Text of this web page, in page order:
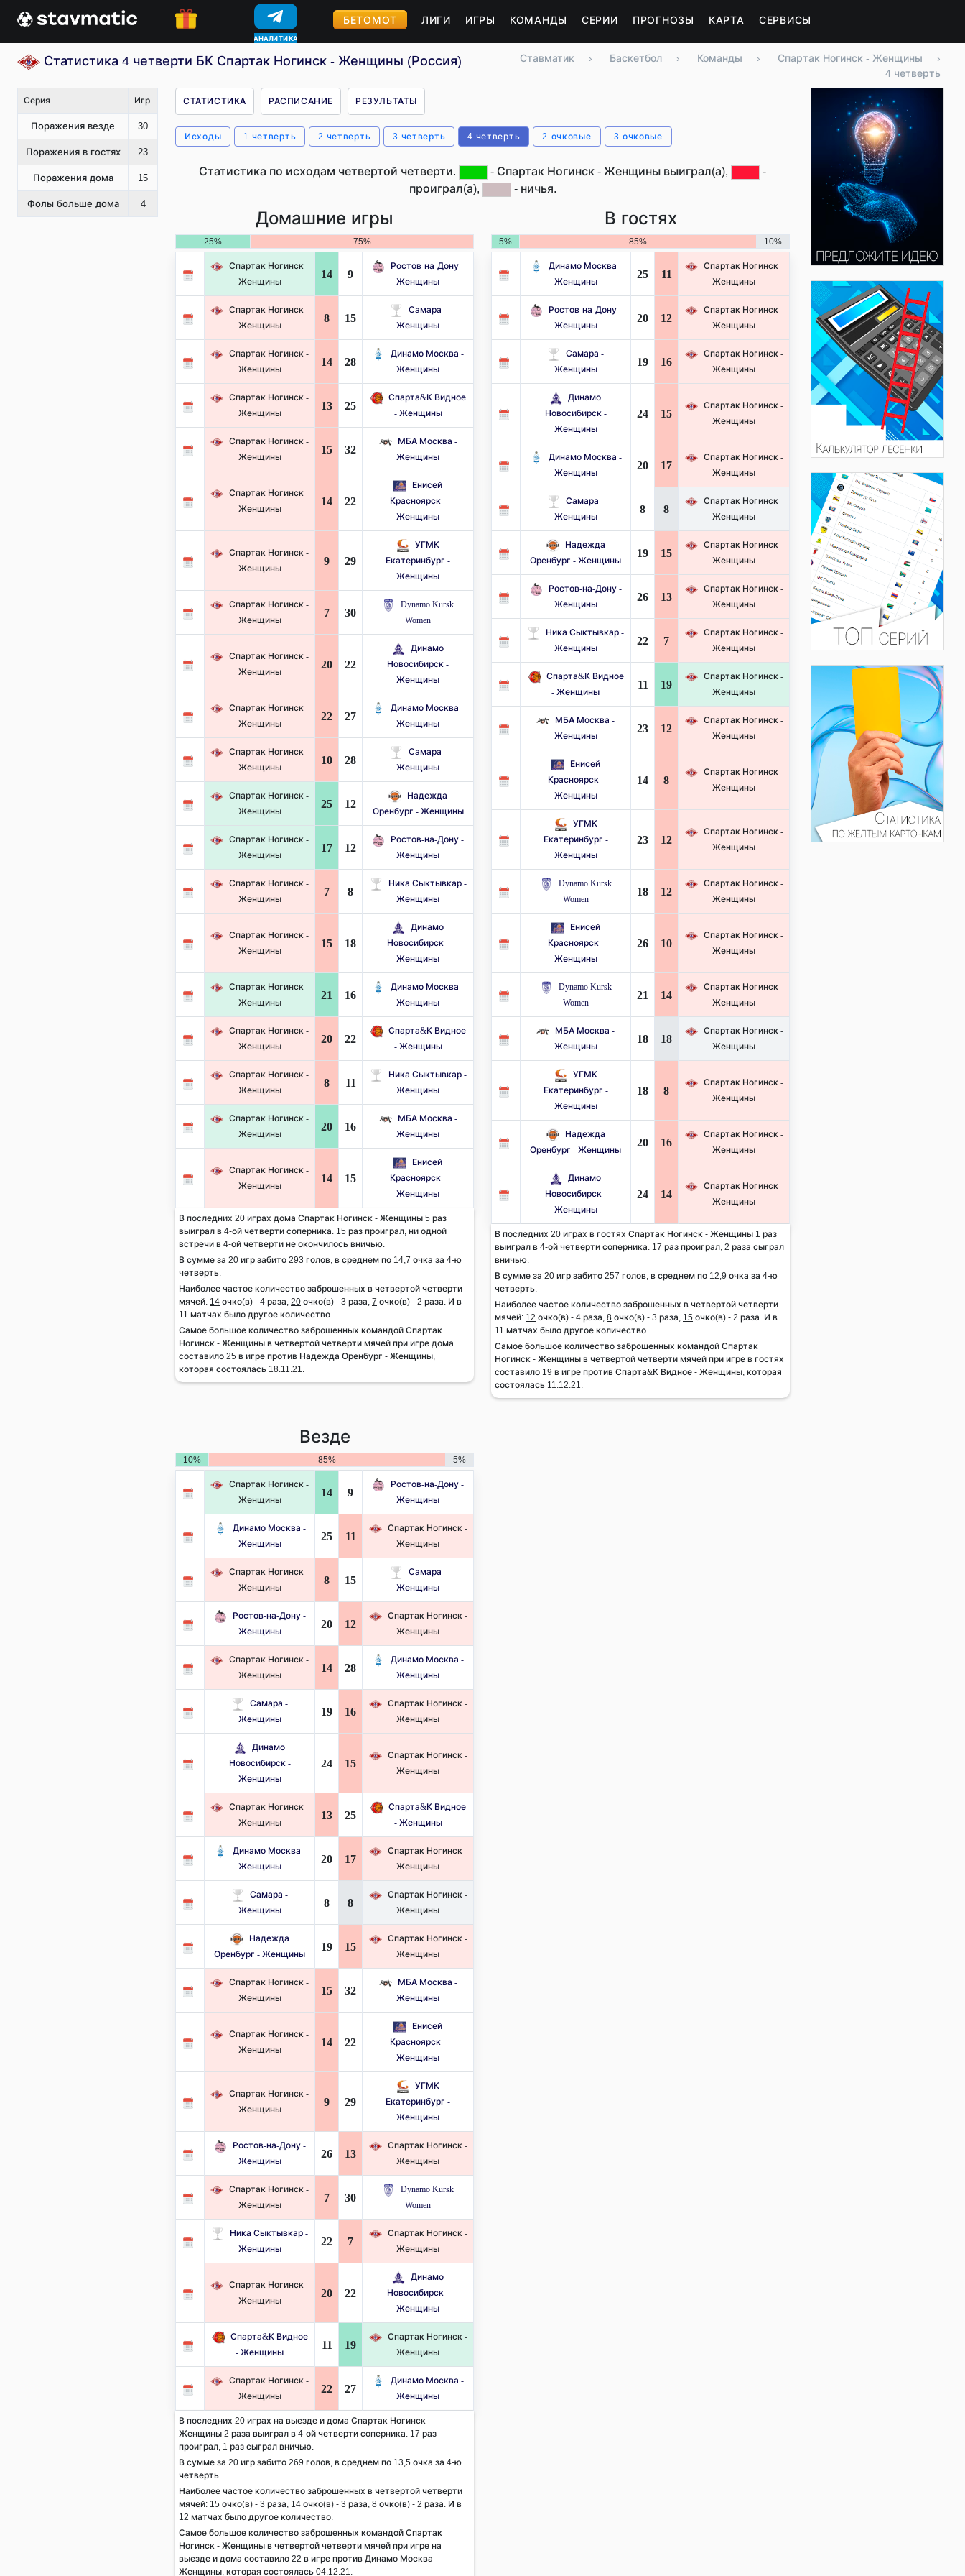
КОНКУРСЫ
БЕТОМОТ ЛИГИ ИГРЫ КОМАНДЫ СЕРИИ ПРОГНОЗЫ КАРТА СЕРВИСЫ
Статистика 4 четверти БК Спартак Ногинск - Женщины (Россия) Ставматик › Баскетбол › Команды › Спартак Ногинск - Женщины
›
4 четверть
Серия Игр
Поражения везде 30
Поражения в гостях 23
Поражения дома 15
Фолы больше дома 4
СТАТИСТИКА РАСПИСАНИЕ РЕЗУЛЬТАТЫ
Исходы 1 четверть 2 четверть 3 четверть 4 четверть 2-очковые 3-очковые
Статистика по исходам четвертой четверти. - Спартак Ногинск - Женщины выиграл(а),
-
проиграл(а),
- ничья.
Домашние игры
25% 75%
Спартак Ногинск -
Женщины
14 9
Ростов-на-Дону -
Женщины
Спартак Ногинск -
Женщины
8 15
Самара -
Женщины
Спартак Ногинск -
Женщины
14 28
Динамо Москва -
Женщины
Спартак Ногинск -
Женщины
13 25
Спарта&К Видное
- Женщины
Спартак Ногинск -
Женщины
15 32
МБА Москва -
Женщины
Спартак Ногинск -
Женщины
14 22
Енисей
Красноярск -
Женщины
Спартак Ногинск -
Женщины
9 29
УГМК
Екатеринбург -
Женщины
Спартак Ногинск -
Женщины
7 30
Dynamo Kursk
Women
Спартак Ногинск -
Женщины
20 22
Динамо
Новосибирск -
Женщины
Спартак Ногинск -
Женщины
22 27
Динамо Москва -
Женщины
Спартак Ногинск -
Женщины
10 28
Самара -
Женщины
Спартак Ногинск -
Женщины
25 12
Надежда
Оренбург - Женщины
Спартак Ногинск -
Женщины
17 12
Ростов-на-Дону -
Женщины
Спартак Ногинск -
Женщины
7 8
Ника Сыктывкар -
Женщины
Спартак Ногинск -
Женщины
15 18
Динамо
Новосибирск -
Женщины
Спартак Ногинск -
Женщины
21 16
Динамо Москва -
Женщины
Спартак Ногинск -
Женщины
20 22
Спарта&К Видное
- Женщины
Спартак Ногинск -
Женщины
8 11
Ника Сыктывкар -
Женщины
Спартак Ногинск -
Женщины
20 16
МБА Москва -
Женщины
Спартак Ногинск -
Женщины
14 15
Енисей
Красноярск -
Женщины
В последних 20 играх дома Спартак Ногинск - Женщины 5 раз
выиграл в 4-ой четверти соперника. 15 раз проиграл, ни одной
встречи в 4-ой четверти не окончилось вничью.
В сумме за 20 игр забито 293 голов, в среднем по 14,7 очка за 4-ю
четверть.
Наиболее частое количество заброшенных в четвертой четверти
мячей: 14 очко(в) - 4 раза, 20 очко(в) - 3 раза, 7 очко(в) - 2 раза. И в
11 матчах было другое количество.
Самое большое количество заброшенных командой Спартак
Ногинск - Женщины в четвертой четверти мячей при игре дома
составило 25 в игре против Надежда Оренбург - Женщины,
которая состоялась 18.11.21.
В гостях
5% 85% 10%
Динамо Москва -
Женщины
25 11
Спартак Ногинск -
Женщины
Ростов-на-Дону -
Женщины
20 12
Спартак Ногинск -
Женщины
Самара -
Женщины
19 16
Спартак Ногинск -
Женщины
Динамо
Новосибирск -
Женщины
24 15
Спартак Ногинск -
Женщины
Динамо Москва -
Женщины
20 17
Спартак Ногинск -
Женщины
Самара -
Женщины
8 8
Спартак Ногинск -
Женщины
Надежда
Оренбург - Женщины
19 15
Спартак Ногинск -
Женщины
Ростов-на-Дону -
Женщины
26 13
Спартак Ногинск -
Женщины
Ника Сыктывкар -
Женщины
22 7
Спартак Ногинск -
Женщины
Спарта&К Видное
- Женщины
11 19
Спартак Ногинск -
Женщины
МБА Москва -
Женщины
23 12
Спартак Ногинск -
Женщины
Енисей
Красноярск -
Женщины
14 8
Спартак Ногинск -
Женщины
УГМК
Екатеринбург -
Женщины
23 12
Спартак Ногинск -
Женщины
Dynamo Kursk
Women
18 12
Спартак Ногинск -
Женщины
Енисей
Красноярск -
Женщины
26 10
Спартак Ногинск -
Женщины
Dynamo Kursk
Women
21 14
Спартак Ногинск -
Женщины
МБА Москва -
Женщины
18 18
Спартак Ногинск -
Женщины
УГМК
Екатеринбург -
Женщины
18 8
Спартак Ногинск -
Женщины
Надежда
Оренбург - Женщины
20 16
Спартак Ногинск -
Женщины
Динамо
Новосибирск -
Женщины
24 14
Спартак Ногинск -
Женщины
В последних 20 играх в гостях Спартак Ногинск - Женщины 1 раз
выиграл в 4-ой четверти соперника. 17 раз проиграл, 2 раза сыграл
вничью.
В сумме за 20 игр забито 257 голов, в среднем по 12,9 очка за 4-ю
четверть.
Наиболее частое количество заброшенных в четвертой четверти
мячей: 12 очко(в) - 4 раза, 8 очко(в) - 3 раза, 15 очко(в) - 2 раза. И в
11 матчах было другое количество.
Самое большое количество заброшенных командой Спартак
Ногинск - Женщины в четвертой четверти мячей при игре в гостях
составило 19 в игре против Спарта&К Видное - Женщины, которая
состоялась 11.12.21.
Везде
10% 85% 5%
Спартак Ногинск -
Женщины
14 9
Ростов-на-Дону -
Женщины
Динамо Москва -
Женщины
25 11
Спартак Ногинск -
Женщины
Спартак Ногинск -
Женщины
8 15
Самара -
Женщины
Ростов-на-Дону -
Женщины
20 12
Спартак Ногинск -
Женщины
Спартак Ногинск -
Женщины
14 28
Динамо Москва -
Женщины
Самара -
Женщины
19 16
Спартак Ногинск -
Женщины
Динамо
Новосибирск -
Женщины
24 15
Спартак Ногинск -
Женщины
Спартак Ногинск -
Женщины
13 25
Спарта&К Видное
- Женщины
Динамо Москва -
Женщины
20 17
Спартак Ногинск -
Женщины
Самара -
Женщины
8 8
Спартак Ногинск -
Женщины
Надежда
Оренбург - Женщины
19 15
Спартак Ногинск -
Женщины
Спартак Ногинск -
Женщины
15 32
МБА Москва -
Женщины
Спартак Ногинск -
Женщины
14 22
Енисей
Красноярск -
Женщины
Спартак Ногинск -
Женщины
9 29
УГМК
Екатеринбург -
Женщины
Ростов-на-Дону -
Женщины
26 13
Спартак Ногинск -
Женщины
Спартак Ногинск -
Женщины
7 30
Dynamo Kursk
Women
Ника Сыктывкар -
Женщины
22 7
Спартак Ногинск -
Женщины
Спартак Ногинск -
Женщины
20 22
Динамо
Новосибирск -
Женщины
Спарта&К Видное
- Женщины
11 19
Спартак Ногинск -
Женщины
Спартак Ногинск -
Женщины
22 27
Динамо Москва -
Женщины
В последних 20 играх на выезде и дома Спартак Ногинск -
Женщины 2 раза выиграл в 4-ой четверти соперника. 17 раз
проиграл, 1 раз сыграл вничью.
В сумме за 20 игр забито 269 голов, в среднем по 13,5 очка за 4-ю
четверть.
Наиболее частое количество заброшенных в четвертой четверти
мячей: 15 очко(в) - 3 раза, 14 очко(в) - 3 раза, 8 очко(в) - 2 раза. И в
12 матчах было другое количество.
Самое большое количество заброшенных командой Спартак
Ногинск - Женщины в четвертой четверти мячей при игре на
выезде и дома составило 22 в игре против Динамо Москва -
Женщины, которая состоялась 04.12.21.